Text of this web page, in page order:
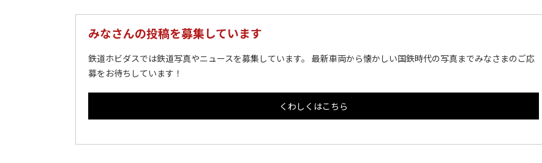
みなさんの投稿を募集しています
鉄道ホビダスでは鉄道写真やニュースを募集しています。 最新車両から懐かしい国鉄時代の写真までみなさまのご応
募をお待ちしています！
くわしくはこちら